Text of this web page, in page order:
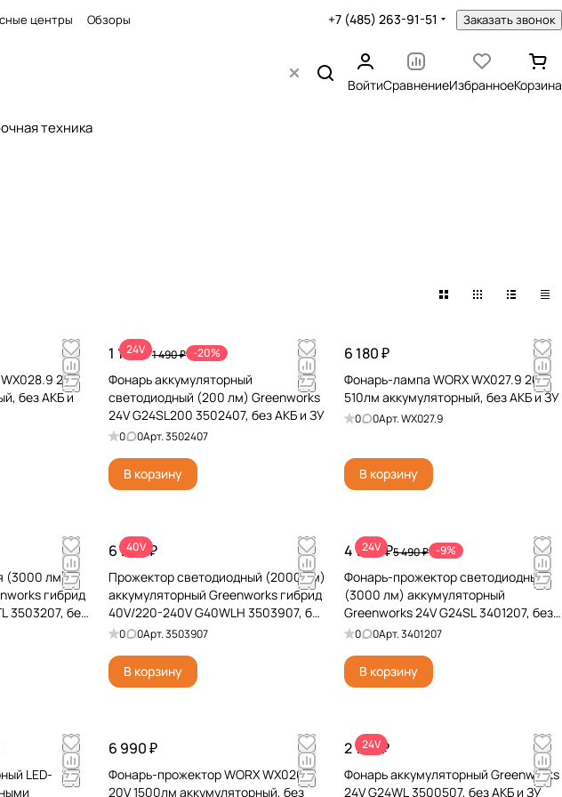
центры Обзоры +7 (485) 263-91-51 Заказать звонок
ВойтиСравнениеИзбранноеКорзина
техника
20V
без АКБ и
24V
1 190 ₽1 490 ₽ -20%
Фонарь аккумуляторный
светодиодный (200 лм) Greenworks
24V G24SL200 3502407, без АКБ и ЗУ
0 0Арт.3502407
В корзину
6 180 ₽
Фонарь-лампа WORX WX027.9 20V
510лм аккумуляторный, без АКБ и ЗУ
0 0Арт.WX027.9
В корзину
(3000 лм)
гибрид
3503207, без
40V
6 990 ₽
Прожектор светодиодный (2000 лм)
аккумуляторный Greenworks гибрид
40V/220-240V G40WLH 3503907, без
АКБ и ЗУ
0 0Арт.3503907
В корзину
24V
4 990 ₽5 490 ₽ -9%
Фонарь-прожектор светодиодный
(3000 лм) аккумуляторный
Greenworks 24V G24SL 3401207, без
АКБ и ЗУ
0 0Арт.3401207
В корзину
LED-
6 990 ₽
Фонарь-прожектор WORX WX026.9
20V 1500лм аккумуляторный, без
24V
2 190 ₽
Фонарь аккумуляторный Greenworks
24V G24WL 3500507, без АКБ и ЗУ